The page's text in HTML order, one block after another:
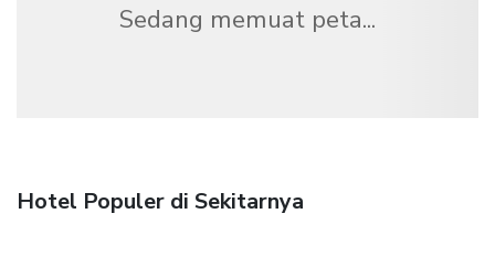
Sedang memuat peta...
Hotel Populer di Sekitarnya